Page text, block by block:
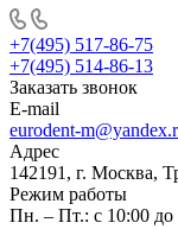
+7(495) 517-86-75
+7(495) 514-86-13
Заказать звонок
E-mail
eurodent-
Адрес
142191, г. Москва,
Режим работы
Пн. – Пт.: с 10:00 до